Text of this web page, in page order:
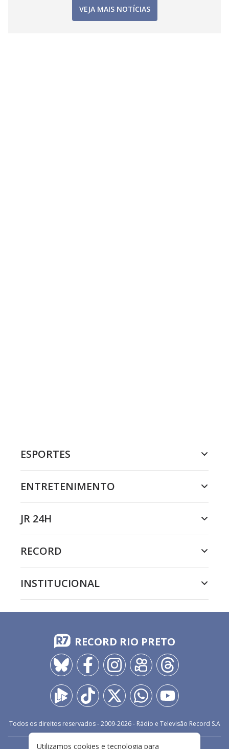
VEJA MAIS NOTÍCIAS
ESPORTES
ENTRETENIMENTO
JR 24H
RECORD
INSTITUCIONAL
RECORD RIO PRETO
Todos os direitos reservados - 2009-2026- Rádio e Televisão Record S.A
Utilizamos cookies e tecnologia para